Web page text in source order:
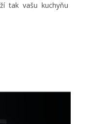
tak vašu kuchyňu